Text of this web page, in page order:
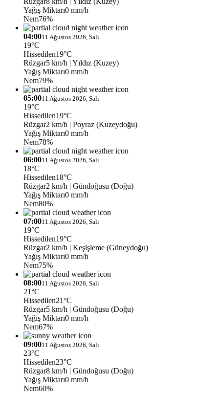
Yağış Miktarı0 mm/h
Nem76%
04:0011 Ağustos 2026, Salı
19°C
Hissedilen19°C
Rüzgar5 km/h | Yıldız (Kuzey)
Yağış Miktarı0 mm/h
Nem79%
05:0011 Ağustos 2026, Salı
19°C
Hissedilen19°C
Rüzgar2 km/h | Poyraz (Kuzeydoğu)
Yağış Miktarı0 mm/h
Nem78%
06:0011 Ağustos 2026, Salı
18°C
Hissedilen18°C
Rüzgar2 km/h | Gündoğusu (Doğu)
Yağış Miktarı0 mm/h
Nem80%
07:0011 Ağustos 2026, Salı
19°C
Hissedilen19°C
Rüzgar2 km/h | Keşişleme (Güneydoğu)
Yağış Miktarı0 mm/h
Nem75%
08:0011 Ağustos 2026, Salı
21°C
Hissedilen21°C
Rüzgar5 km/h | Gündoğusu (Doğu)
Yağış Miktarı0 mm/h
Nem67%
09:0011 Ağustos 2026, Salı
23°C
Hissedilen23°C
Rüzgar8 km/h | Gündoğusu (Doğu)
Yağış Miktarı0 mm/h
Nem60%